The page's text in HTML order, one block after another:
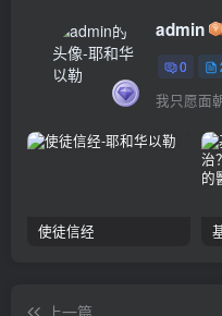
admin
0
我只愿面
使徒信经